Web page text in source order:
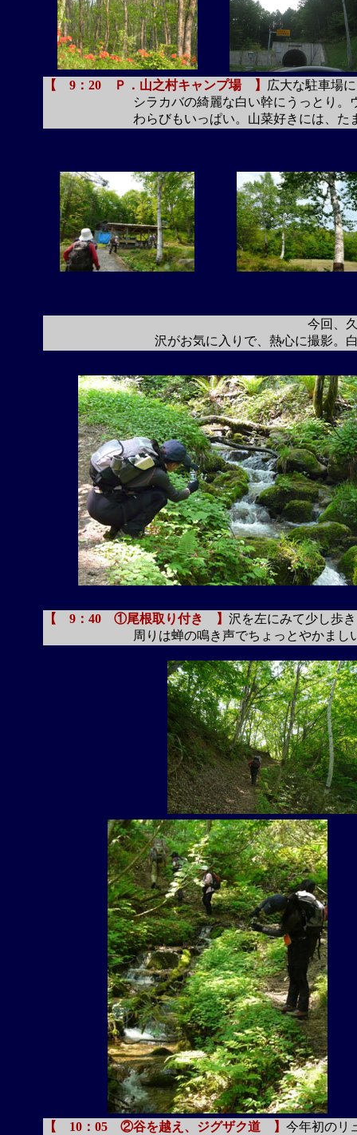
【 9：20 Ｐ．山之村キャンプ場 】
広大な駐車場
シラカバの綺麗な白い幹にうっとり。ウマノ
わらびもいっぱい。山菜好きには、たま
今回、
沢がお気に入りで、熱心に撮影。
【 9：40 ①尾根取り付き 】 沢を左にみて少し歩
周りは蝉の鳴き声でちょっとやかましい。
【 10：05 ②谷を越え、ジグザク道 】 今年初のリ